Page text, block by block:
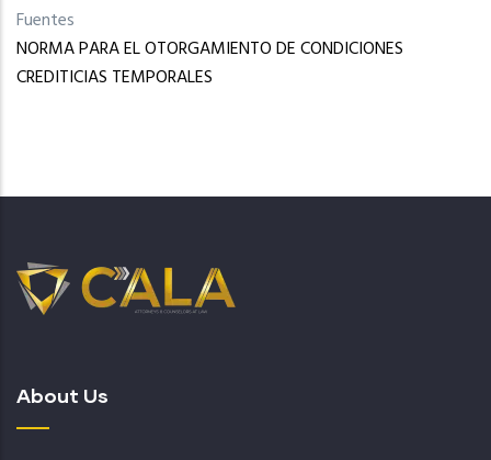
Fuentes
NORMA PARA EL OTORGAMIENTO DE CONDICIONES
CREDITICIAS TEMPORALES
About Us